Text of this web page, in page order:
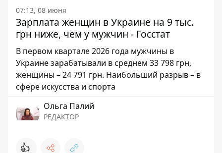
07:13, 08 июня
Зарплата женщин в Украине на 9 тыс.
грн ниже, чем у мужчин - Госстат
В первом квартале 2026 года мужчины в
Украине зарабатывали в среднем 33 798 грн,
женщины – 24 791 грн. Наибольший разрыв – в
сфере искусства и спорта
Ольга Палий
РЕДАКТОР
👍